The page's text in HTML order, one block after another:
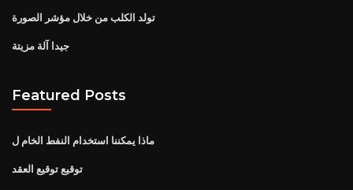
تولد الكلب من خلال مؤشر الصورة
جيدا آلة مزيتة
Featured Posts
ماذا يمكننا استخدام النفط الخام ل
توقيع توقيع العقد